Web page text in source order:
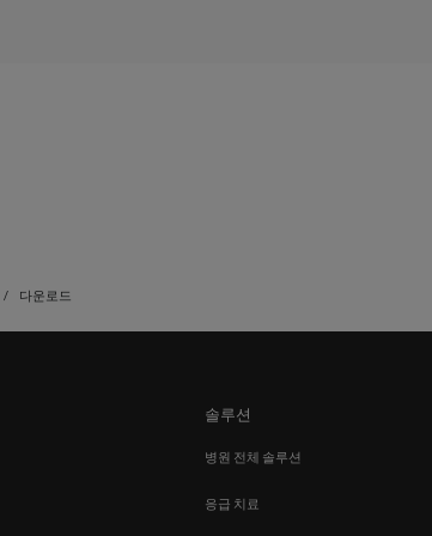
다운로드
솔루션
병원 전체 솔루션
응급 치료